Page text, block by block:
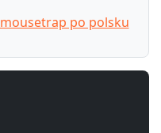
mousetrap po polsku